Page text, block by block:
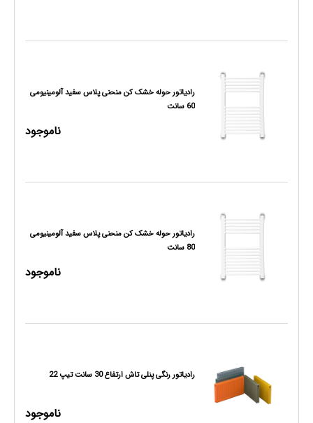
رادیاتور حوله خشک کن منحنی پلاس سفید آلومینیومی
60 سانت
ناموجود
رادیاتور حوله خشک کن منحنی پلاس سفید آلومینیومی
80 سانت
ناموجود
رادیاتور رنگی پنلی تاش ارتفاع 30 سانت تیپ 22
ناموجود